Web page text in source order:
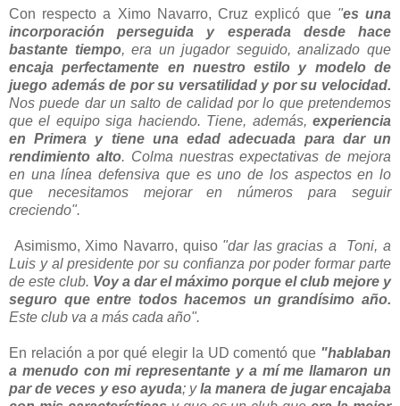
Con respecto a Ximo Navarro, Cruz explicó que "es una
incorporación perseguida y esperada desde hace
bastante tiempo, era un jugador seguido, analizado que
encaja perfectamente en nuestro estilo y modelo de
juego además de por su versatilidad y por su velocidad.
Nos puede dar un salto de calidad por lo que pretendemos
que el equipo siga haciendo. Tiene, además, experiencia
en Primera y tiene una edad adecuada para dar un
rendimiento alto. Colma nuestras expectativas de mejora
en una línea defensiva que es uno de los aspectos en lo
que necesitamos mejorar en números para seguir
creciendo".
Asimismo, Ximo Navarro, quiso "dar las gracias a Toni, a
Luis y al presidente por su confianza por poder formar parte
de este club. Voy a dar el máximo porque el club mejore y
seguro que entre todos hacemos un grandísimo año.
Este club va a más cada año".
En relación a por qué elegir la UD comentó que "hablaban
a menudo con mi representante y a mí me llamaron un
par de veces y eso ayuda; yla manera de jugar encajaba